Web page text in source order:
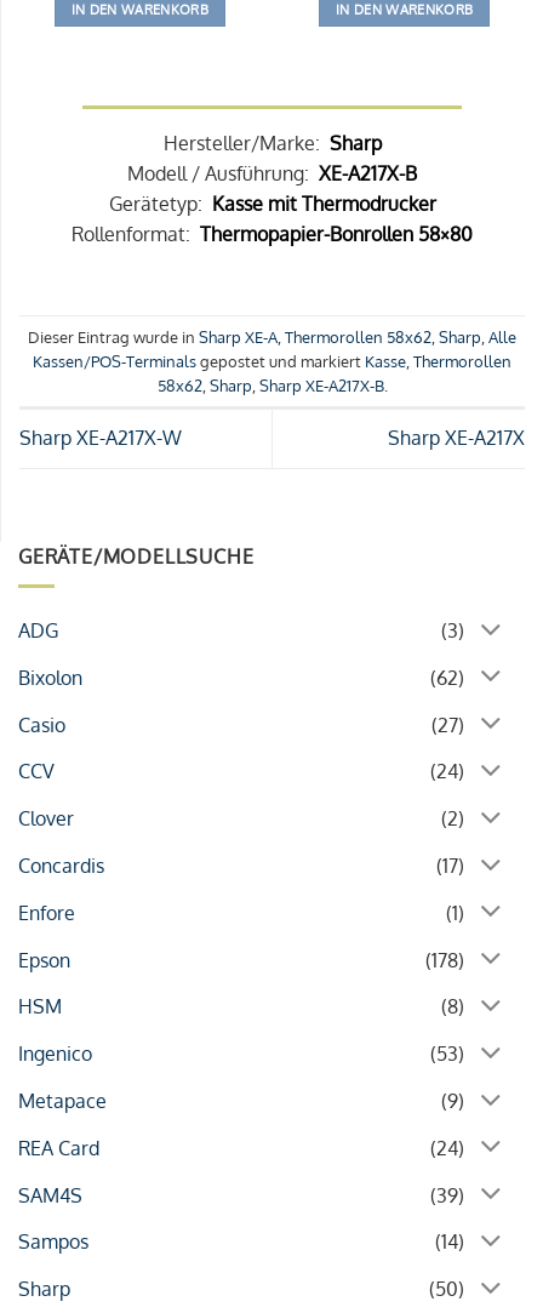
GERÄTE/MODELLSUCHE
ADG
(3)
Bixolon
(62)
Casio
(27)
CCV
(24)
Clover
(2)
Concardis
(17)
Enfore
(1)
Epson
(178)
HSM
(8)
Ingenico
(53)
Metapace
(9)
REA Card
(24)
SAM4S
(39)
Sampos
(14)
Sharp
(50)
IN DEN WARENKORB IN DEN WARENKORB
Hersteller/Marke: Sharp
Modell / Ausführung: XE-A217X-B
Gerätetyp: Kasse mit Thermodrucker
Rollenformat: Thermopapier-Bonrollen 58×80
Dieser Eintrag wurde in Sharp XE-A Thermorollen 58x62 Sharp Alle
Kassen/POS-Terminalsgepostet und markiert Kasse Thermorollen
58x62, Sharp Sharp XE-A217X-B.
Sharp XE-A217X-W Sharp XE-A217X